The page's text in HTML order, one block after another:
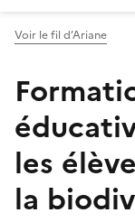
Voir le fil d’Ariane
les
la